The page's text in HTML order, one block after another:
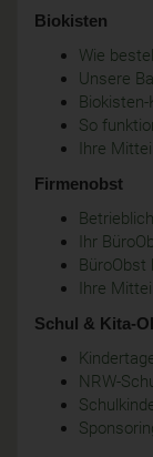
Biokisten
Wie
Unsere
So
Ihre
Firmenobst
Ihr
BüroObst
Ihre
Schul & Kita-
NRW-